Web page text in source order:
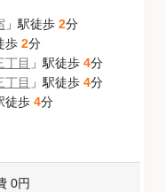
」駅徒歩 2分
歩 2分
丁目 」駅徒歩 4分
丁目 」駅徒歩 4分
徒歩 4分
0円